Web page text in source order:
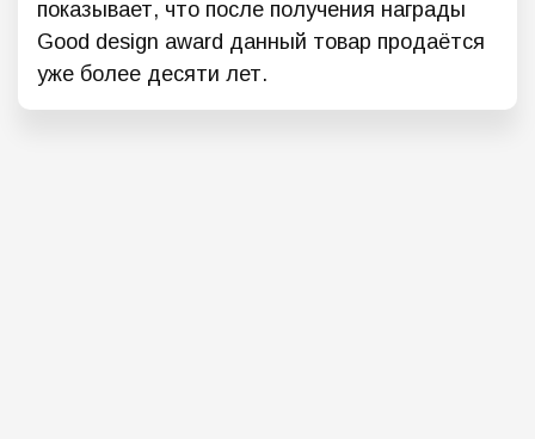
показывает, что после получения награды
Good design award данный товар продаётся
уже более десяти лет.